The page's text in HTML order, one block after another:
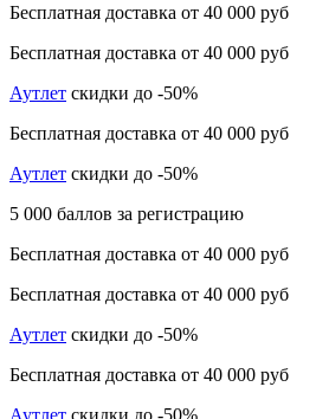
Бесплатная доставка от 40 000 руб
Бесплатная доставка от 40 000 руб
Аутлет скидки до -50%
Бесплатная доставка от 40 000 руб
Аутлет скидки до -50%
5 000 баллов за регистрацию
Бесплатная доставка от 40 000 руб
Бесплатная доставка от 40 000 руб
Аутлет скидки до -50%
Бесплатная доставка от 40 000 руб
Аутлет скидки до -50%